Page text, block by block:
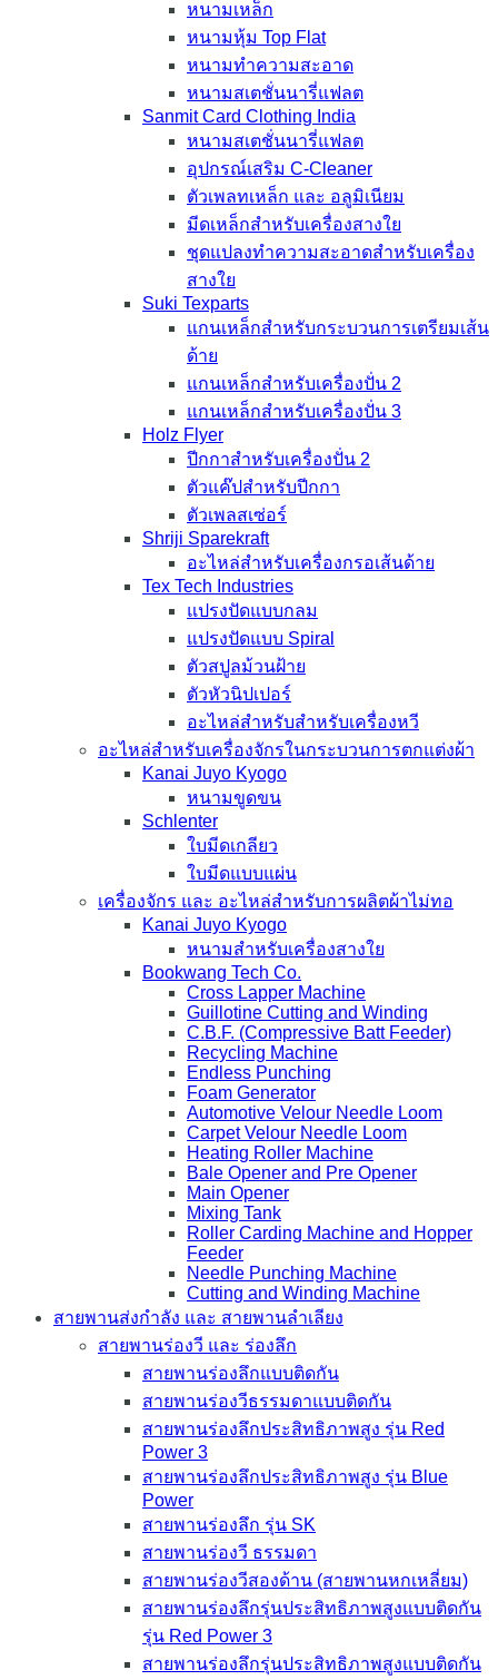
หนามเหล็ก
หนามหุ้ม Top Flat
หนามทำความสะอาด
หนามสเตชั่นนารี่แฟลต
Sanmit Card Clothing India
หนามสเตชั่นนารี่แฟลต
อุปกรณ์เสริม C-Cleaner
ตัวเพลทเหล็ก และ อลูมิเนียม
มีดเหล็กสำหรับเครื่องสางใย
ชุดแปลงทำความสะอาดสำหรับเครื่อง
สางใย
Suki Texparts
แกนเหล็กสำหรับกระบวนการเตรียมเส้น
ด้าย
แกนเหล็กสำหรับเครื่องปั่น 2
แกนเหล็กสำหรับเครื่องปั่น 3
Holz Flyer
ปีกกาสำหรับเครื่องปั่น 2
ตัวแค๊ปสำหรับปีกกา
ตัวเพลสเซ่อร์
Shriji Sparekraft
อะไหล่สำหรับเครื่องกรอเส้นด้าย
Tex Tech Industries
แปรงปัดแบบกลม
แปรงปัดแบบ Spiral
ตัวสปูลม้วนฝ้าย
ตัวหัวนิปเปอร์
อะไหล่สำหรับสำหรับเครื่องหวี
อะไหล่สำหรับเครื่องจักรในกระบวนการตกแต่งผ้า
Kanai Juyo Kyogo
หนามขูดขน
Schlenter
ใบมีดเกลียว
ใบมีดแบบแผ่น
เครื่องจักร และ อะไหล่สำหรับการผลิตผ้าไม่ทอ
Kanai Juyo Kyogo
หนามสำหรับเครื่องสางใย
Bookwang Tech Co.
Cross Lapper Machine
Guillotine Cutting and Winding
C.B.F. (Compressive Batt Feeder)
Recycling Machine
Endless Punching
Foam Generator
Automotive Velour Needle Loom
Carpet Velour Needle Loom
Heating Roller Machine
Bale Opener and Pre Opener
Main Opener
Mixing Tank
Roller Carding Machine and Hopper
Feeder
Needle Punching Machine
Cutting and Winding Machine
สายพานส่งกำลัง และ สายพานลำเลียง
สายพานร่องวี และ ร่องลึก
สายพานร่องลึกแบบติดกัน
สายพานร่องวีธรรมดาแบบติดกัน
สายพานร่องลึกประสิทธิภาพสูง รุ่น Red
Power 3
สายพานร่องลึกประสิทธิภาพสูง รุ่น Blue
Power
สายพานร่องลึก รุ่น SK
สายพานร่องวี ธรรมดา
สายพานร่องวีสองด้าน (สายพานหกเหลี่ยม)
สายพานร่องลึกรุ่นประสิทธิภาพสูงแบบติดกัน
รุ่น Red Power 3
สายพานร่องลึกรุ่นประสิทธิภาพสูงแบบติดกัน